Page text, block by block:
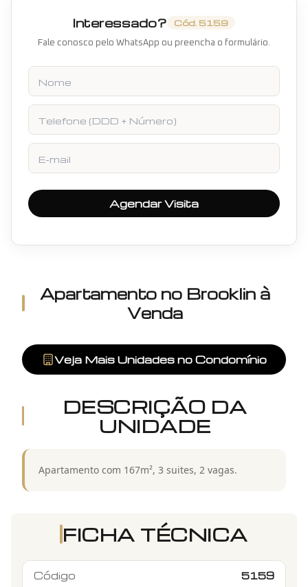
Apartamento no Brooklin à
Venda
Veja Mais Unidades no Condomínio
DESCRIÇÃO DA
UNIDADE
Apartamento com 167m², 3 suites, 2 vagas.
FICHA TÉCNICA
Código 5159
Interessado? Cód. 5159
Fale conosco pelo WhatsApp ou preencha o formulário.
Nome
Telefone
E-mail
Agendar Visita